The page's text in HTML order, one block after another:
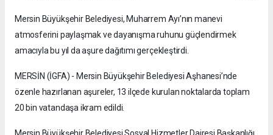
Mersin Büyükşehir Belediyesi, Muharrem Ayı’nın manevi
atmosferini paylaşmak ve dayanışma ruhunu güçlendirmek
amacıyla bu yıl da aşure dağıtımı gerçekleştirdi.
MERSİN (İGFA) - Mersin Büyükşehir Belediyesi Aşhanesi’nde
özenle hazırlanan aşureler, 13 ilçede kurulan noktalarda toplam
20 bin vatandaşa ikram edildi.